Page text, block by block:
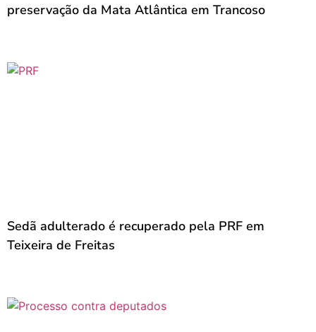
preservação da Mata Atlântica em Trancoso
Sedã adulterado é recuperado pela PRF em
Teixeira de Freitas